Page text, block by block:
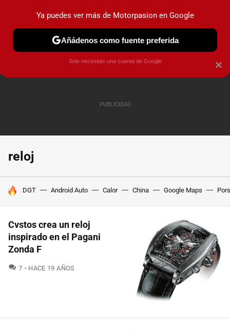
PRUEBAS COCHES ELÉCTRICOS OBSERVATORIO
reloj
HOY SE HABLA DE
DGT Android Auto Calor China Google Maps
Cvstos crea un reloj
inspirado en el Pagani
Zonda F
7 COMENTARIOS
HACE 19 AÑOS
×
Ya puedes ver más de Motorpasion en Google
Añádenos como fuente preferida
Solo necesitas una cuenta de Google